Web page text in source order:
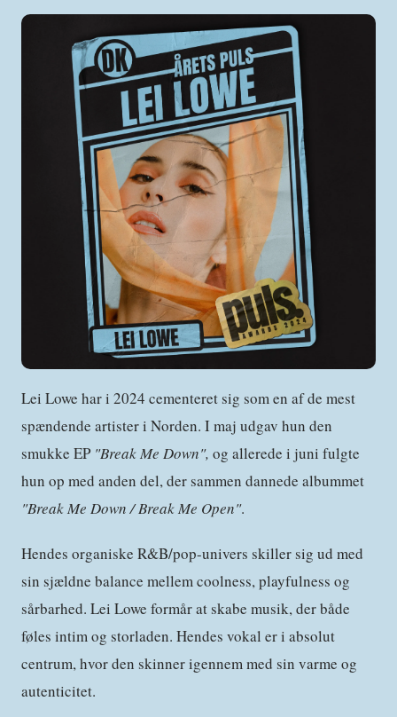
Lei Lowe har i 2024 cementeret sig som en af de mest
spændende artister i Norden. I maj udgav hun den
smukke EP "Break Me Down", og allerede i juni fulgte
hun op med anden del, der sammen dannede albummet
"Break Me Down / Break Me Open".
Hendes organiske R&B/pop-univers skiller sig ud med
sin sjældne balance mellem coolness, playfulness og
sårbarhed. Lei Lowe formår at skabe musik, der både
føles intim og storladen. Hendes vokal er i absolut
centrum, hvor den skinner igennem med sin varme og
autenticitet.